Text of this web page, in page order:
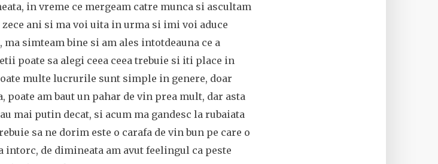
in vreme ce mergeam catre munca si ascultam
ani si ma voi uita in urma si imi voi aduce
ma simteam bine si am ales intotdeauna ce a
poate sa alegi ceea ceea trebuie si iti place in
multe lucrurile sunt simple in genere, doar
am baut un pahar de vin prea mult, dar asta
mai putin decat, si acum ma gandesc la rubaiata
sa ne dorim este o carafa de vin bun pe care o
intorc, de dimineata am avut feelingul ca peste